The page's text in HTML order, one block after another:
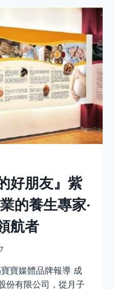
好朋友』紫
的養生專家‧
航者
寶媒體品牌報導 成
份有限公司，從月子